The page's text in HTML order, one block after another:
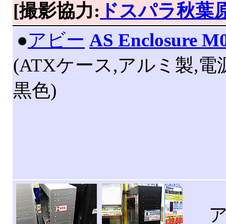
[撮影協力: ドスパラ秋葉
●アビー AS Enclosure
(ATXケース,アルミ製,電
黒色)
ア